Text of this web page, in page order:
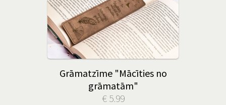
Grāmatzīme "Mācīties no
grāmatām"
€ 5.99